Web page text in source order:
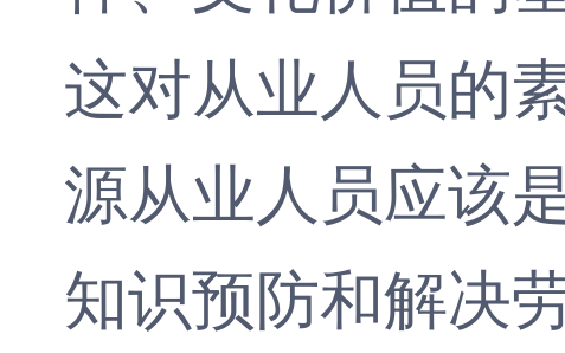
这对从业人员的
源从业人员应该
知识预防和解决